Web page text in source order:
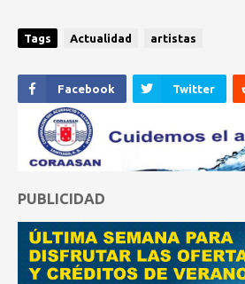
Tags Actualidad artistas
Facebook Twitter
PUBLICIDAD